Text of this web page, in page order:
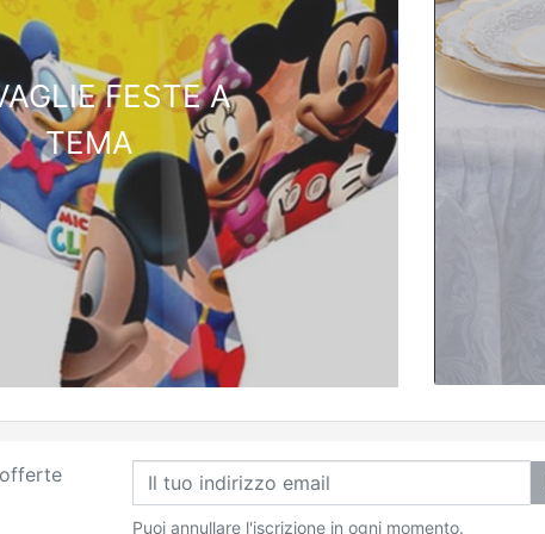
FESTE A
TEMA
Puoi annullare l'iscrizione in ogni momento.